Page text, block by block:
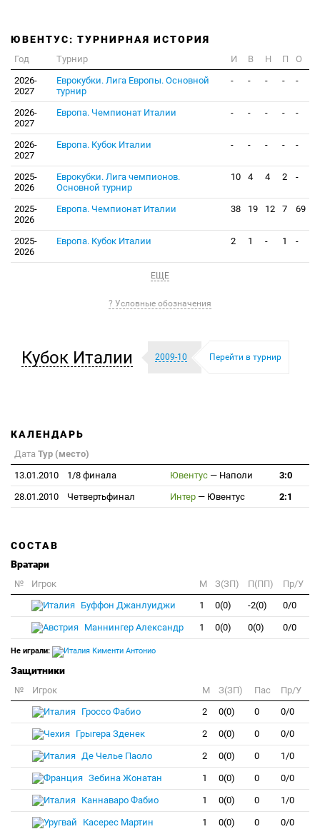
ЮВЕНТУС: ТУРНИРНАЯ ИСТОРИЯ
Год Турнир И В Н П
О
2026-
2027
Еврокубки. Лига Европы. Основной
турнир
- - - - -
2026-
2027
Европа. Чемпионат Италии - - - - -
2026-
2027
Европа. Кубок Италии - - - - -
2025-
2026
Еврокубки. Лига чемпионов.
Основной турнир
10 4 4 2 -
2025-
2026
Европа. Чемпионат Италии 38 19 12 7 69
2025-
2026
Европа. Кубок Италии 2 1 - 1 -
ЕЩЕ
? Условные обозначения
Кубок Италии 2009-10 Перейти в турнир
КАЛЕНДАРЬ
Дата Тур (место)
13.01.2010
1/8 финала Ювентус — Наполи
3:0
28.01.2010
Четвертьфинал Интер — Ювентус 2:1
СОСТАВ
Вратари
№ Игрок M З(ЗП) П(ПП)
Пр/У
Буффон Джанлуиджи
1 0(0) -2(0) 0/0
Маннингер Александр 1 0(0) 0(0) 0/0
Не играли: Кименти Антонио
Защитники
№ Игрок M З(ЗП) Пас
Пр/У
Гроссо Фабио
2 0(0) 0 0/0
Грыгера Зденек 2 0(0) 0 0/0
Де Челье Паоло 2 0(0) 0 1/0
Зебина Жонатан 1 0(0) 0 0/0
Каннаваро Фабио 1 0(0) 0 1/0
Касерес Мартин 1 0(0) 0 0/0